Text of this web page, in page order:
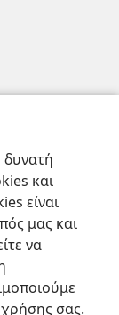
δυνατή
και
είναι
μας και
να
χρήσης σας.